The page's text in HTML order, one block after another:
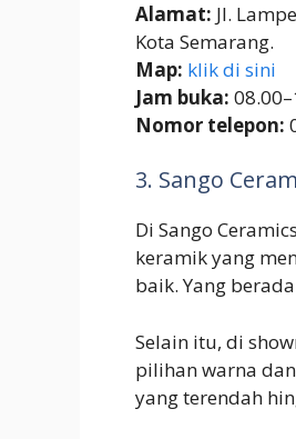
Alamat: Jl.
Kota Semarang.
Map: klik di sini
Jam buka:
Nomor telepon:
3. Sango
Di Sango
keramik yang
baik. Yang
Selain itu, di
pilihan warna
yang terendah